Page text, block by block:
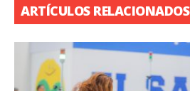
ARTÍCULOS RELACIONADOS